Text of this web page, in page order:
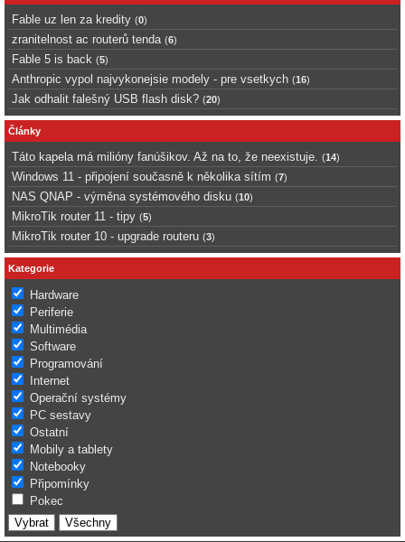
Fable uz len za kredity (0)
zranitelnost ac routerů tenda (6)
Fable 5 is back (5)
Anthropic vypol najvykonejsie modely - pre vsetkych (16)
Jak odhalit falešný USB flash disk? (20)
Články
Táto kapela má milióny fanúšikov. Až na to, že neexistuje. (14)
Windows 11 - připojení současně k několika sítím (7)
NAS QNAP - výměna systémového disku (10)
MikroTik router 11 - tipy (5)
MikroTik router 10 - upgrade routeru (3)
Kategorie
Hardware
Periferie
Multimédia
Software
Programování
Internet
Operační systémy
PC sestavy
Ostatní
Mobily a tablety
Notebooky
Připomínky
Pokec